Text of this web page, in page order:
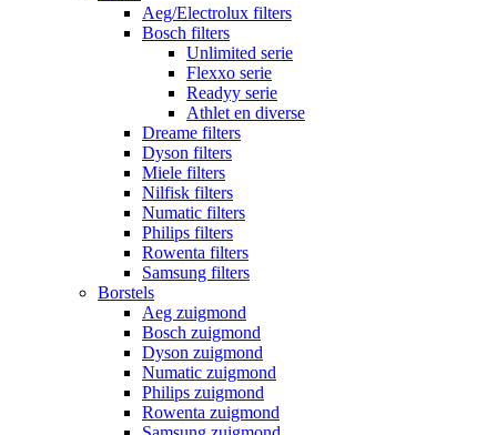
Aeg/Electrolux filters
Bosch filters
Unlimited serie
Flexxo serie
Readyy serie
Athlet en diverse
Dreame filters
Dyson filters
Miele filters
Nilfisk filters
Numatic filters
Philips filters
Rowenta filters
Samsung filters
Borstels
Aeg zuigmond
Bosch zuigmond
Dyson zuigmond
Numatic zuigmond
Philips zuigmond
Rowenta zuigmond